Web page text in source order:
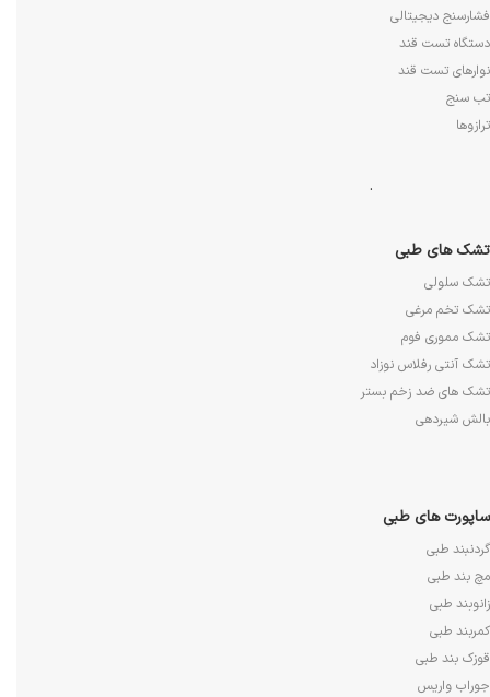
فشارسنج دیجیتالی
دستگاه تست قند
نوارهای تست قند
تب سنج
ترازوها
.
تشک های طبی
تشک سلولی
تشک تخم مرغی
تشک مموری فوم
تشک آنتی رفلاس نوزاد
تشک های ضد زخم بستر
بالش شیردهی
ساپورت های طبی
گردنبند طبی
مچ بند طبی
زانوبند طبی
کمربند طبی
قوزک بند طبی
جوراب واریس